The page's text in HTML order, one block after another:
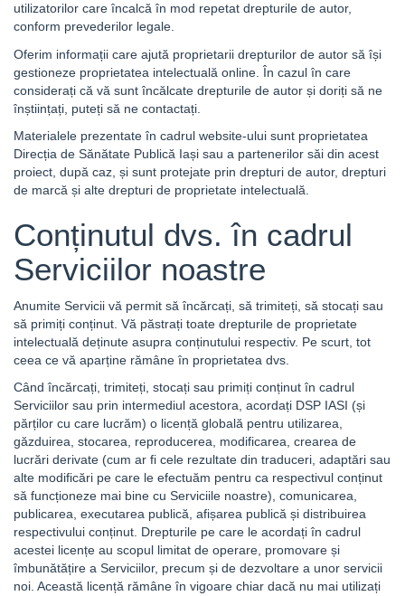
utilizatorilor care încalcă în mod repetat drepturile de autor,
conform prevederilor legale.
Oferim informații care ajută proprietarii drepturilor de autor să își
gestioneze proprietatea intelectuală online. În cazul în care
considerați că vă sunt încălcate drepturile de autor și doriți să ne
înștiințați, puteți să ne contactați.
Materialele prezentate în cadrul website-ului sunt proprietatea
Direcția de Sănătate Publică Iași sau a partenerilor săi din acest
proiect, după caz, și sunt protejate prin drepturi de autor, drepturi
de marcă și alte drepturi de proprietate intelectuală.
Conținutul dvs. în cadrul
Serviciilor noastre
Anumite Servicii vă permit să încărcați, să trimiteți, să stocați sau
să primiți conținut. Vă păstrați toate drepturile de proprietate
intelectuală deținute asupra conținutului respectiv. Pe scurt, tot
ceea ce vă aparține rămâne în proprietatea dvs.
Când încărcați, trimiteți, stocați sau primiți conținut în cadrul
Serviciilor sau prin intermediul acestora, acordați DSP IASI (și
părților cu care lucrăm) o licență globală pentru utilizarea,
găzduirea, stocarea, reproducerea, modificarea, crearea de
lucrări derivate (cum ar fi cele rezultate din traduceri, adaptări sau
alte modificări pe care le efectuăm pentru ca respectivul conținut
să funcționeze mai bine cu Serviciile noastre), comunicarea,
publicarea, executarea publică, afișarea publică și distribuirea
respectivului conținut. Drepturile pe care le acordați în cadrul
acestei licențe au scopul limitat de operare, promovare și
îmbunătățire a Serviciilor, precum și de dezvoltare a unor servicii
noi. Această licență rămâne în vigoare chiar dacă nu mai utilizați